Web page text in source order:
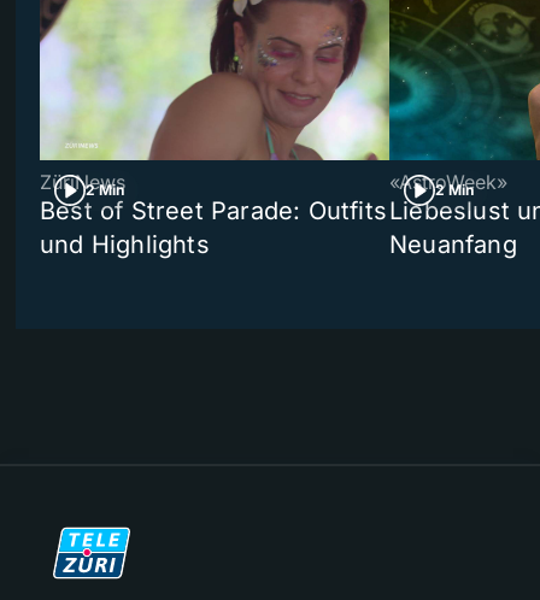
2 Min
ZüriNews
Best of Street Parade: Outfits
und Highlights
2 Min
«AstroWeek»
Liebeslust
Neuanfang